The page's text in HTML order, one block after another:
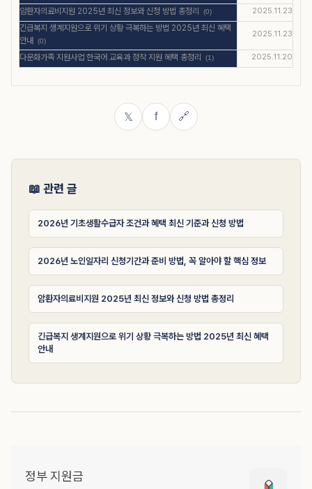
암환자의료비지원 2025년 최신 정보와 신청 방법 총정리 (0) 2025.11.23
긴급복지 생계지원으로 위기 상황 극복하는 방법 2025년 최신 혜택
안내
(0)
2025.11.23
다문화가족 지원사업 한국어 교육과 정착 지원 혜택 총정리 (1) 2025.11.20
𝕏 f 🔗
📖 관련 글
2026년 기초생활수급자 조건과 혜택 최신 기준과 신청 방법
2026년 노인일자리 신청기간과 준비 방법, 꼭 알아야 할 핵심 정보
암환자의료비지원 2025년 최신 정보와 신청 방법 총정리
긴급복지 생계지원으로 위기 상황 극복하는 방법 2025년 최신 혜택
안내
정부 지원금